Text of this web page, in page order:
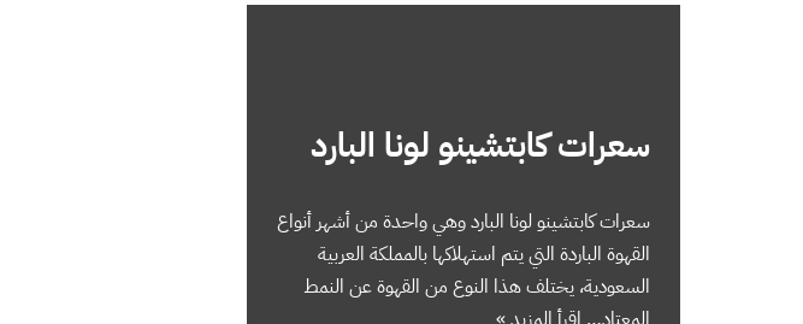
سعرات كابتشينو لونا البارد
سعرات كابتشينو لونا البارد وهي واحدة من أشهر أنواع
القهوة الباردة التي يتم استهلاكها بالمملكة العربية
السعودية، يختلف هذا النوع من القهوة عن النمط